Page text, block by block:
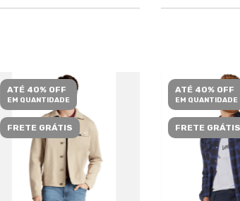
ATÉ 40% OFF
EM QUANTIDADE
FRETE GRÁTIS
ATÉ 40% OFF
EM QUANTIDADE
FRETE GRÁTIS